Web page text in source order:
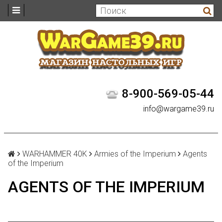
8-900-569-05-44
info@wargame39.ru
WARHAMMER 40K Armies of the Imperium
Agents
of the Imperium
AGENTS OF THE IMPERIUM